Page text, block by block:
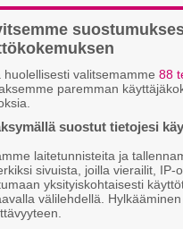
huolellisesti valitsemamme 88
paremman
suostut tietojesi
laitetunnisteita ja
sivuista, joilla vierailit,
yksityiskohtaisesti
välilehdellä.